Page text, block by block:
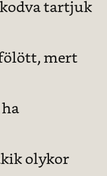
tartjuk
mert
olykor